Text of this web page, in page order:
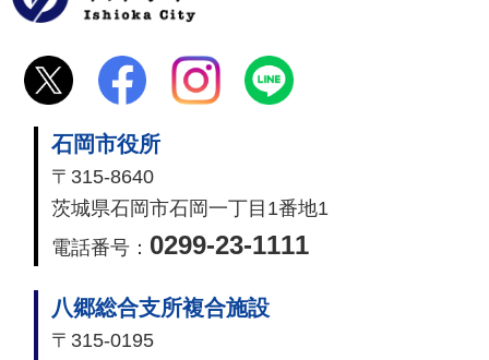
石岡市役所
〒315-8640
茨城県石岡市石岡一丁目1番地1
電話番号： 0299-23-1111
八郷総合支所複合施設
〒315-0195